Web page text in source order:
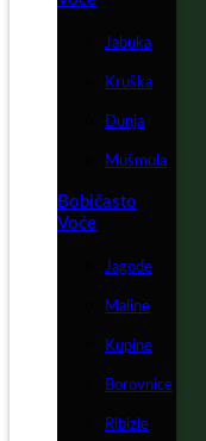
Jabuka
Kruška
Dunja
Mušmula
Bobičasto
Voće
Jagode
Maline
Kupine
Borovnice
Ribizle